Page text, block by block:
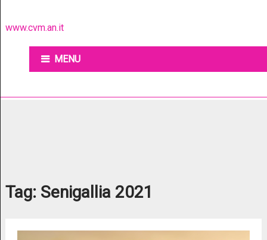
www.cvm.an.it
MENU
Tag: Senigallia 2021